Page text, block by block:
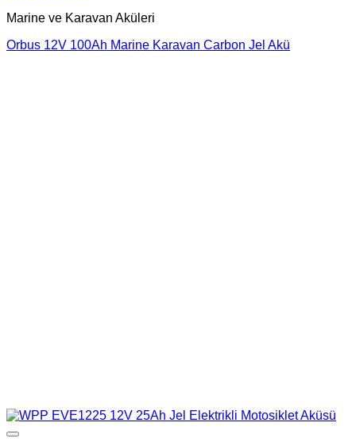
Marine ve Karavan Aküleri
Orbus 12V 100Ah Marine Karavan Carbon Jel Akü